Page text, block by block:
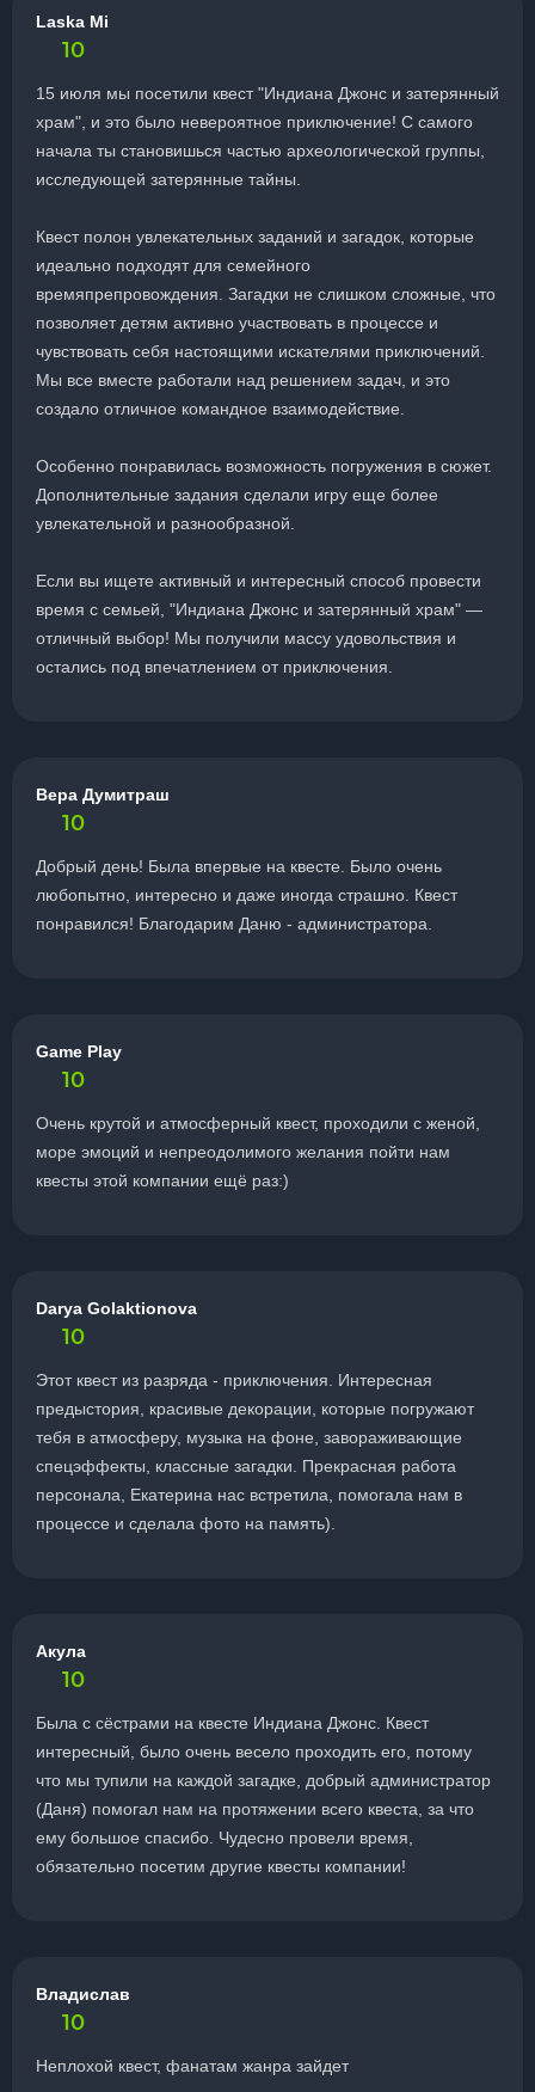
Laska Mi
10
15 июля мы посетили квест "Индиана Джонс и затерянный
храм", и это было невероятное приключение! С самого
начала ты становишься частью археологической группы,
исследующей затерянные тайны.
Квест полон увлекательных заданий и загадок, которые
идеально подходят для семейного
времяпрепровождения. Загадки не слишком сложные, что
позволяет детям активно участвовать в процессе и
чувствовать себя настоящими искателями приключений.
Мы все вместе работали над решением задач, и это
создало отличное командное взаимодействие.
Особенно понравилась возможность погружения в сюжет.
Дополнительные задания сделали игру еще более
увлекательной и разнообразной.
Если вы ищете активный и интересный способ провести
время с семьей, "Индиана Джонс и затерянный храм" —
отличный выбор! Мы получили массу удовольствия и
остались под впечатлением от приключения.
Вера Думитраш
10
Добрый день! Была впервые на квесте. Было очень
любопытно, интересно и даже иногда страшно. Квест
понравился! Благодарим Даню - администратора.
Game Play
10
Очень крутой и атмосферный квест, проходили с женой,
море эмоций и непреодолимого желания пойти нам
квесты этой компании ещё раз:)
Darya Golaktionova
10
Этот квест из разряда - приключения. Интересная
предыстория, красивые декорации, которые погружают
тебя в атмосферу, музыка на фоне, завораживающие
спецэффекты, классные загадки. Прекрасная работа
персонала, Екатерина нас встретила, помогала нам в
процессе и сделала фото на память).
Акула
10
Была с сёстрами на квесте Индиана Джонс. Квест
интересный, было очень весело проходить его, потому
что мы тупили на каждой загадке, добрый администратор
(Даня) помогал нам на протяжении всего квеста, за что
ему большое спасибо. Чудесно провели время,
обязательно посетим другие квесты компании!
Владислав
10
Неплохой квест, фанатам жанра зайдет